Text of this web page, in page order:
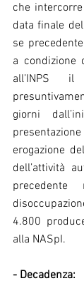
che
data finale
se
a condizione
all’INPS
giorni
erogazione
dell’attività
4.800
alla NASpI.
- Decadenza: